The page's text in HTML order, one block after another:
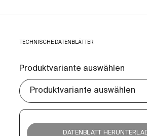
TECHNISCHE DATENBLÄTTER
Produktvariante auswählen
DATENBLATT